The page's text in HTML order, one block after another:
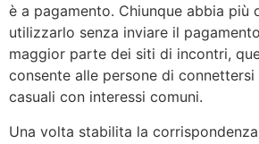
è a pagamento. Chiunque abbia più
utilizzarlo senza inviare il
maggior parte dei siti di incontri,
consente alle persone di
casuali con interessi comuni.
Una volta stabilita la